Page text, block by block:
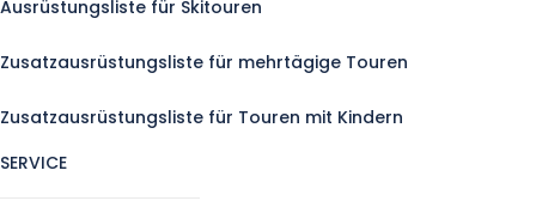
Ausrüstungsliste für Skitouren
Zusatzausrüstungsliste für mehrtägige Touren
Zusatzausrüstungsliste für Touren mit Kindern
SERVICE